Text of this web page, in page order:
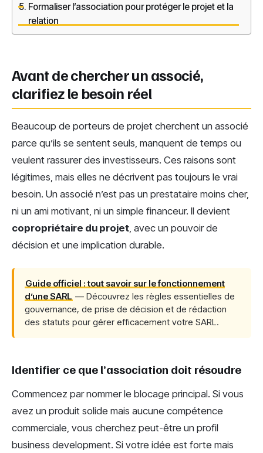
Formaliser l’association pour protéger le projet et la
relation
Avant de chercher un associé,
clarifiez le besoin réel
Beaucoup de porteurs de projet cherchent un associé
parce qu’ils se sentent seuls, manquent de temps ou
veulent rassurer des investisseurs. Ces raisons sont
légitimes, mais elles ne décrivent pas toujours le vrai
besoin. Un associé n’est pas un prestataire moins cher,
ni un ami motivant, ni un simple financeur. Il devient
copropriétaire du projet, avec un pouvoir de
décision et une implication durable.
Guide officiel : tout savoir sur le fonctionnement
d’une SARL — Découvrez les règles essentielles de
gouvernance, de prise de décision et de rédaction
des statuts pour gérer efficacement votre SARL.
Identifier ce que l’association doit résoudre
Commencez par nommer le blocage principal. Si vous
avez un produit solide mais aucune compétence
commerciale, vous cherchez peut-être un profil
business development. Si votre idée est forte mais